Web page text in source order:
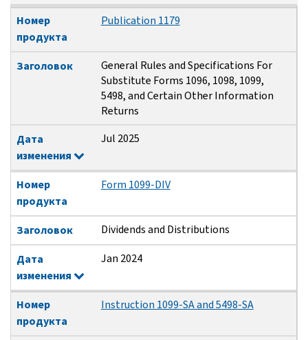
Номер продукта
Заголовок
Дата изменения
Номер
продукта
Publication 1179
Заголовок
General Rules and Specifications For
Substitute Forms 1096, 1098, 1099,
5498, and Certain Other Information
Returns
Дата
изменения
Jul 2025
Номер
продукта
Form 1099-DIV
Заголовок Dividends and Distributions
Дата
изменения
Jan 2024
Номер
продукта
Instruction 1099-SA and 5498-SA